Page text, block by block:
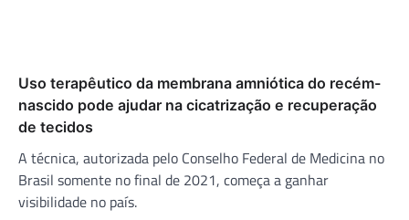
Uso terapêutico da membrana amniótica do recém-
nascido pode ajudar na cicatrização e recuperação
de tecidos
A técnica, autorizada pelo Conselho Federal de Medicina no
Brasil somente no final de 2021, começa a ganhar
visibilidade no país.